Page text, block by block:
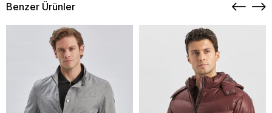
Benzer Ürünler